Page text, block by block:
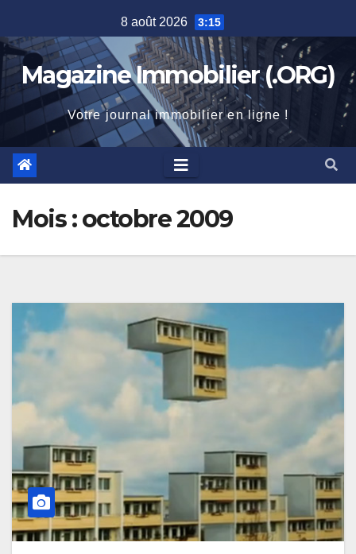
to
content
8 août 2026 3:15
Magazine Immobilier (.ORG)
Votre journal immobilier en ligne !
Mois :octobre 2009